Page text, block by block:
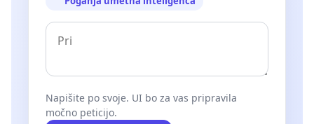
Napišite po svoje. UI bo za vas pripravila
močno peticijo.